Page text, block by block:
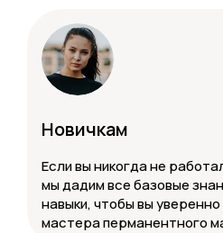
Новичкам
Если вы никогда не
мы дадим все базовые
навыки, чтобы вы
мастера перманентного